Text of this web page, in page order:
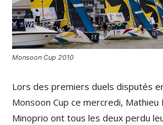
Monsoon Cup 2010
Lors des premiers duels disputés
Monsoon Cup ce mercredi, Mathieu
Minoprio ont tous les deux perdu